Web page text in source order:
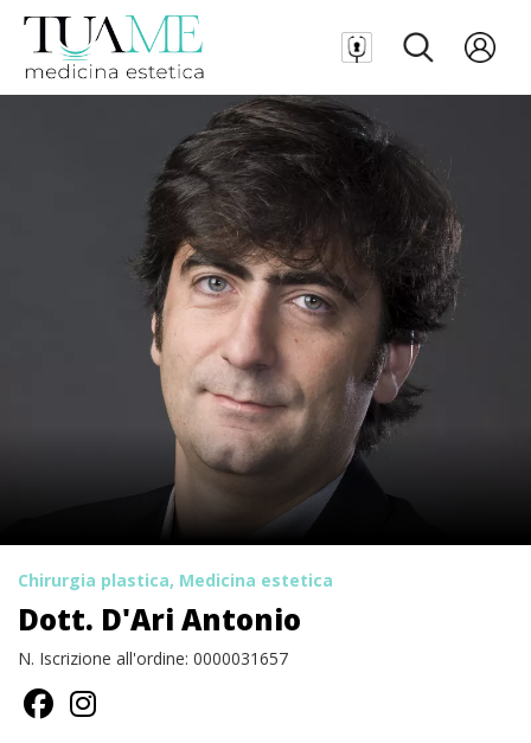
Chirurgia plastica, Medicina estetica
Dott. D'Ari Antonio
N. Iscrizione all'ordine: 0000031657